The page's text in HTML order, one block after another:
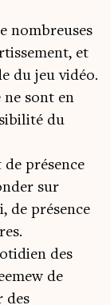
nombreuses
et
du jeu vidéo.
ne sont en
du
présence
sur
de présence
des
de
des